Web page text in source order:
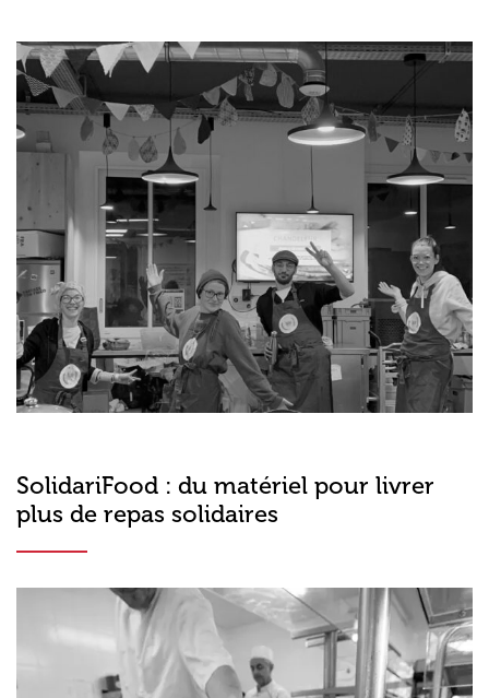
SolidariFood : du matériel pour livrer
plus de repas solidaires